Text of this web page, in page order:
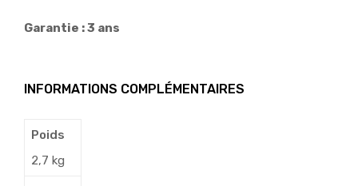
Garantie : 3 ans
INFORMATIONS COMPLÉMENTAIRES
Poids
2,7 kg